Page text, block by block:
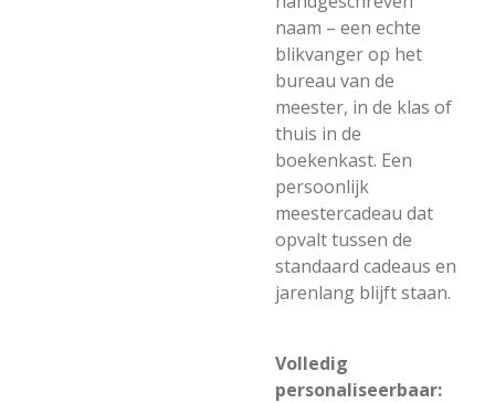
naam – een echte
blikvanger op het
bureau van de
meester, in de klas of
thuis in de
boekenkast. Een
persoonlijk
meestercadeau dat
opvalt tussen de
standaard cadeaus en
jarenlang blijft staan.
Volledig
personaliseerbaar: